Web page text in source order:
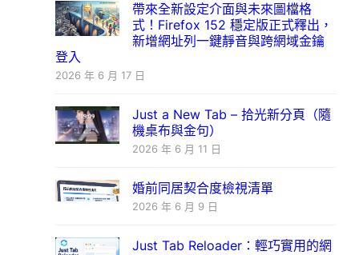
帶來全新設定介面與未來圖檔格
式！Firefox 152 穩定版正式釋出，
新增網址列一鍵靜音與跨網域金鑰
登入
2026 年 6 月 17 日
Just a New Tab – 拾光新分頁（隨
機桌布與金句）
2026 年 6 月 11 日
婚前同居契合度檢視清單
2026 年 6 月 9 日
Just Tab Reloader：輕巧實用的網